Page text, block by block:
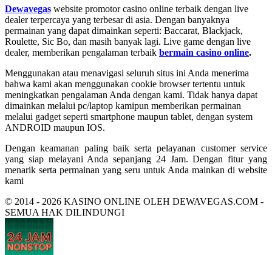
Dewavegas website promotor casino online terbaik dengan live
dealer terpercaya yang terbesar di asia. Dengan banyaknya
permainan yang dapat dimainkan seperti: Baccarat, Blackjack,
Roulette, Sic Bo, dan masih banyak lagi. Live game dengan live
dealer, memberikan pengalaman terbaik bermain casino online.
Menggunakan atau menavigasi seluruh situs ini Anda menerima
bahwa kami akan menggunakan cookie browser tertentu untuk
meningkatkan pengalaman Anda dengan kami. Tidak hanya dapat
dimainkan melalui pc/laptop kamipun memberikan permainan
melalui gadget seperti smartphone maupun tablet, dengan system
ANDROID maupun IOS.
Dengan keamanan paling baik serta pelayanan customer service
yang siap melayani Anda sepanjang 24 Jam. Dengan fitur yang
menarik serta permainan yang seru untuk Anda mainkan di website
kami
© 2014 - 2026 KASINO ONLINE OLEH DEWAVEGAS.COM -
SEMUA HAK DILINDUNGI